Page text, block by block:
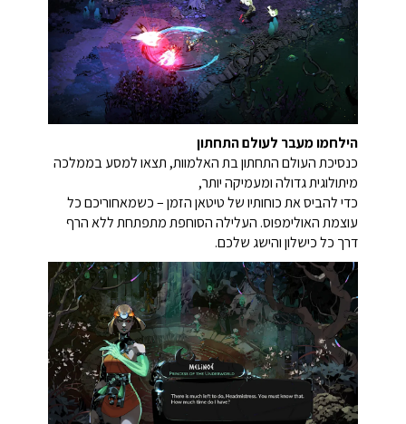
הילחמו מעבר לעולם התחתון
כנסיכת העולם התחתון בת האלמוות, תצאו למסע בממלכה
מיתולוגית גדולה ומעמיקה יותר,
כדי להביס את כוחותיו של טיטאן הזמן – כשמאחוריכם כל
עוצמת האולימפוס. העלילה הסוחפת מתפתחת ללא הרף
דרך כל כישלון והישג שלכם.